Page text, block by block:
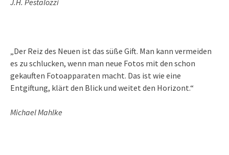
„Der Reiz des Neuen ist das süße Gift. Man kann vermeiden
es zu schlucken, wenn man neue Fotos mit den schon
gekauften Fotoapparaten macht. Das ist wie eine
Entgiftung, klärt den Blick und weitet den Horizont.“
Michael Mahlke